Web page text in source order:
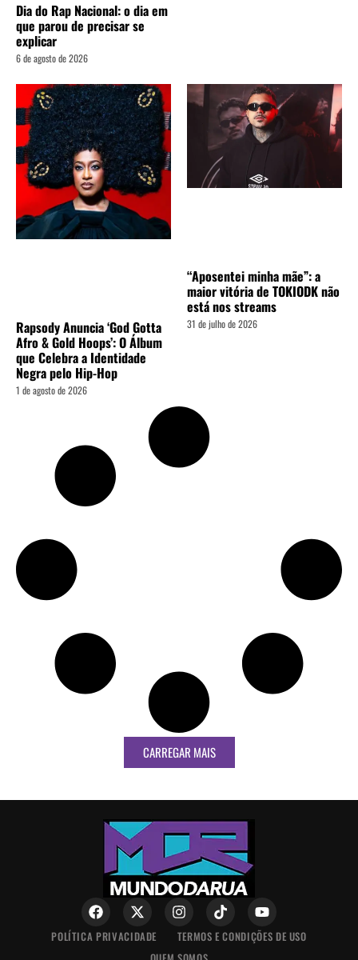
Dia do Rap Nacional: o dia em
que parou de precisar se
explicar
6 de agosto de 2026
Rapsody Anuncia ‘God Gotta
Afro & Gold Hoops’: O Álbum
que Celebra a Identidade
Negra pelo Hip-Hop
1 de agosto de 2026
“Aposentei minha mãe”: a
maior vitória de TOKIODK não
está nos streams
31 de julho de 2026
CARREGAR MAIS
POLÍTICA PRIVACIDADE
TERMOS E CONDIÇÕES DE USO